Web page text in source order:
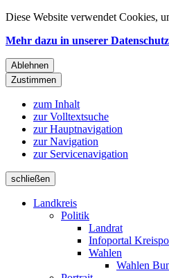
Diese Website verwendet Cookies,
Mehr dazu in unserer
Ablehnen
Zustimmen
zum Inhalt
zur Volltextsuche
zur Hauptnavigation
zur Navigation
zur Servicenavigation
schließen
Landkreis
Politik
Landrat
Infoportal
Wahlen
Wahlen